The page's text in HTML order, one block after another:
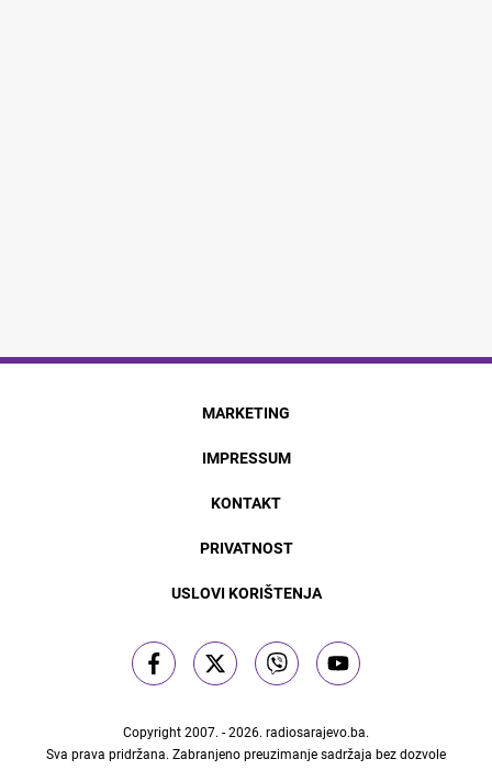
MARKETING
IMPRESSUM
KONTAKT
PRIVATNOST
USLOVI KORIŠTENJA
Copyright 2007. - 2026. radiosarajevo.ba.
Sva prava pridržana. Zabranjeno preuzimanje sadržaja bez dozvole